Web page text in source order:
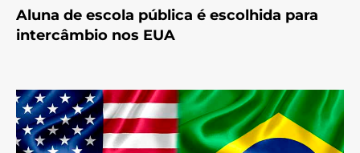
Aluna de escola pública é escolhida para
intercâmbio nos EUA